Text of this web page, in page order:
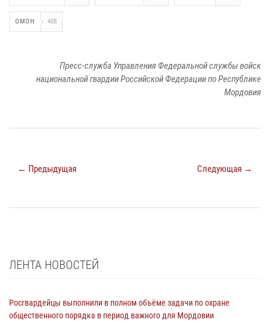
ОМОН 408
Пресс-служба Управления Федеральной службы войск
национальной гвардии Российской Федерации по Республике
Мордовия
← Предыдущая Следующая →
ЛЕНТА НОВОСТЕЙ
Росгвардейцы выполнили в полном объёме задачи по охране
общественного порядка в период важного для Мордовии